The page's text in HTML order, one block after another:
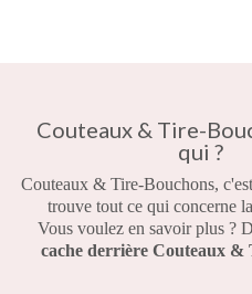
Couteaux & Tire-
qui ?
Couteaux & Tire-Bouchons,
trouve tout ce qui concerne
Vous voulez en savoir plus ?
cache derrière Couteaux &